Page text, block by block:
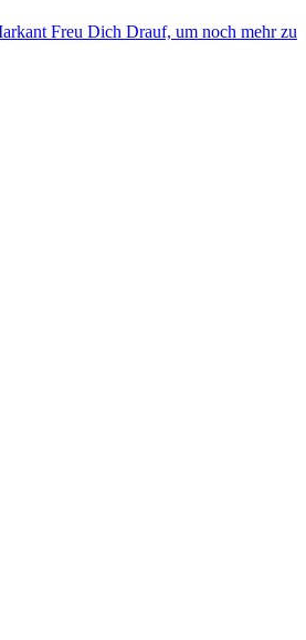
Freu Dich Drauf, um noch mehr zu